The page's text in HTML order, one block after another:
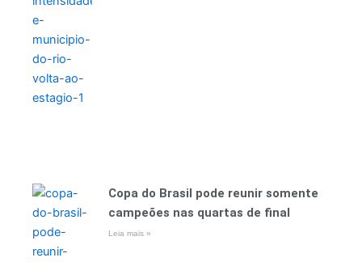
Copa do Brasil pode reunir somente
campeões nas quartas de final
Leia mais »